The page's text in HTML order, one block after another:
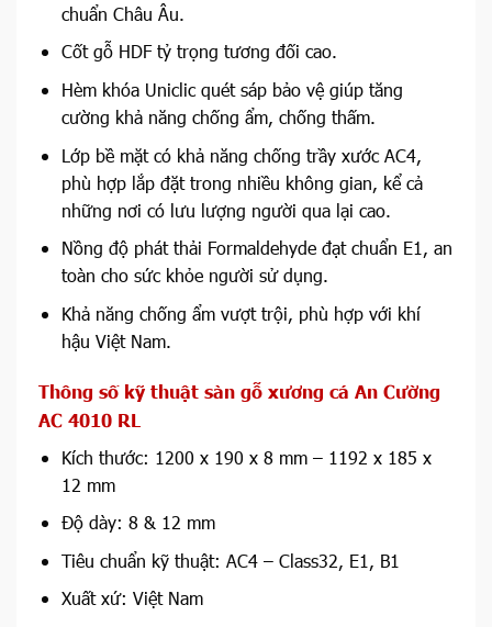
chuẩn Châu Âu.
Cốt gỗ HDF tỷ trọng tương đối cao.
Hèm khóa Uniclic quét sáp bảo vệ giúp tăng
cường khả năng chống ẩm, chống thấm.
Lớp bề mặt có khả năng chống trầy xước AC4,
phù hợp lắp đặt trong nhiều không gian, kể cả
những nơi có lưu lượng người qua lại cao.
Nồng độ phát thải Formaldehyde đạt chuẩn E1, an
toàn cho sức khỏe người sử dụng.
Khả năng chống ẩm vượt trội, phù hợp với khí
hậu Việt Nam.
Thông số kỹ thuật sàn gỗ xương cá An Cường
AC 4010 RL
Kích thước: 1200 x 190 x 8 mm – 1192 x 185 x
12 mm
Độ dày: 8 & 12 mm
Tiêu chuẩn kỹ thuật: AC4– Class32, E1, B1
Xuất xứ: Việt Nam